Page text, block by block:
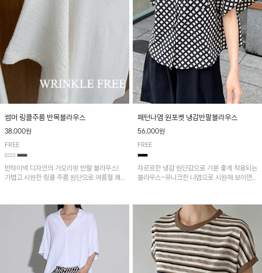
썸머 링클주름 반목블라우스
38,000원
FREE
반하이넥 디자인의 가오리핏 반팔 블라우스!
가볍고 시원한 링클 주름 원단으로 여름철 쾌
패턴나염 원포켓 냉감반팔블라우스
56,000원
FREE
차르르한 냉감 원단감으로 기분 좋게 착용되는
블라우스~유니크한 나염으로 시원해 보이면